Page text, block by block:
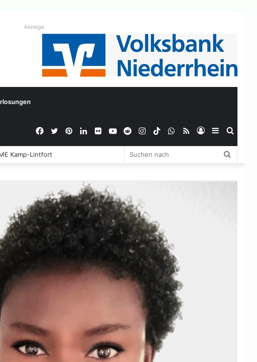
Anzeige
Sidebar
Anmelden
RSS
WhatsApp
TikTok
Instagram
Reddit
YouTube
Flickr
LinkedIn
Pinterest
Twitter
Facebook
Kamp-Lintfort